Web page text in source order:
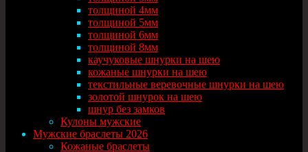
толщиной 4мм
толщиной 5мм
толщиной 6мм
толщиной 8мм
каучуковые шнурки на шею
кожаные шнурки на шею
текстильные веревочные шнурки на шею
золотой шнурок на шею
шнур без замков
Кулоны мужские
Мужские браслеты 2026
Кожаные браслеты